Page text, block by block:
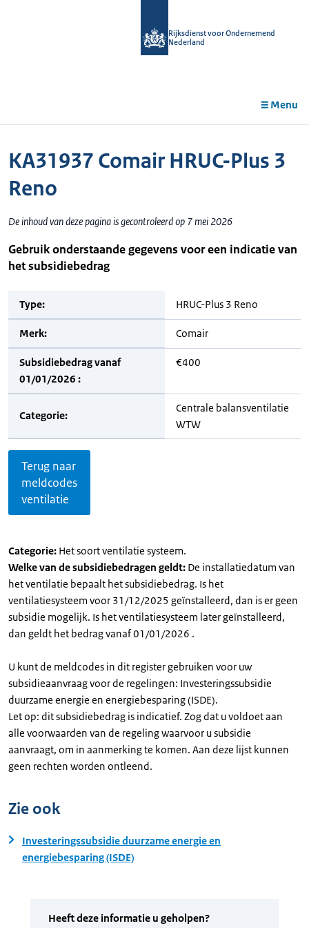
Rijksdienst voor Ondernemend
Nederland
Menu
KA31937 Comair HRUC-Plus 3
Reno
De inhoud van deze pagina is gecontroleerd op 7 mei 2026
Gebruik onderstaande gegevens voor een indicatie van
het subsidiebedrag
Type: HRUC-Plus 3 Reno
Merk: Comair
Subsidiebedrag vanaf
01/01/2026 :
€400
Categorie:
Centrale balansventilatie
WTW
Terug naar
meldcodes
ventilatie
Categorie: Het soort ventilatie systeem.
Welke van de subsidiebedragen geldt: De installatiedatum van
het ventilatie bepaalt het subsidiebedrag. Is het
ventilatiesysteem voor 31/12/2025 geïnstalleerd, dan is er geen
subsidie mogelijk. Is het ventilatiesysteem later geïnstalleerd,
dan geldt het bedrag vanaf 01/01/2026 .
U kunt de meldcodes in dit register gebruiken voor uw
subsidieaanvraag voor de regelingen: Investeringssubsidie
duurzame energie en energiebesparing (ISDE).
Let op: dit subsidiebedrag is indicatief. Zog dat u voldoet aan
alle voorwaarden van de regeling waarvoor u subsidie
aanvraagt, om in aanmerking te komen. Aan deze lijst kunnen
geen rechten worden ontleend.
Zie ook
Investeringssubsidie duurzame energie en
energiebesparing (ISDE)